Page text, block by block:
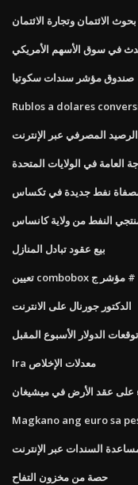
بحوث الائتمان وتجارة الائتمان
في سوق الأسهم الأمريكي
صندوق مؤشر سندات سكوتيا
Rublos a dolares
المصرفي عبر الإنترنت
العامة في الولايات المتحدة
نفط جديدة في تكساس
النفط من ولاية كانساس
بيع عقود تبادل المنازل
تعيين combobox مؤشر ج #
الدكتور جورنال على الانترنت
الدولار الأسبوع المقبل
Ira معدلات الإخلاص
على عقد الأرض في ميشيغان
Magkano ang euro sa
السندات عبر الإنترنت
حصة من مخزون التفاح